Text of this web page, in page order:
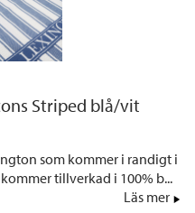
Striped blå/vit
som kommer i randigt i
tillverkad i 100% b...
Läs mer